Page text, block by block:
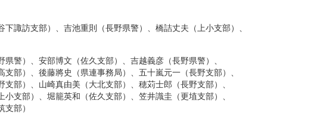
下諏訪支部）、吉池重則（長野県警）、橋詰丈夫（上小支部）、
警）、安部博文（佐久支部）、吉越義彦（長野県警）、
支部）、後藤將史（県連事務局）、五十嵐元一（長野支部）、
支部）、山崎真由美（大北支部）、穂苅士郎（長野支部）、
小支部）、堀籠英和（佐久支部）、笠井識圭（更埴支部）、
樹（松筑支部）